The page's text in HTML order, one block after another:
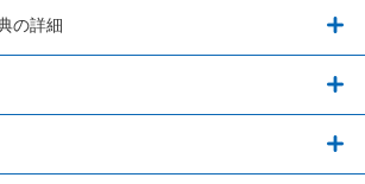
っとオトクに
の詳細
の詳細
レイズソウル